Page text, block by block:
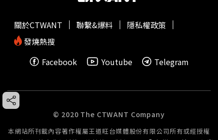
關於CTWANT 聯繫&爆料
隱私權政策
發燒熱搜
Facebook
Youtube Telegram
© 2020 The CTWANT Company
本網站所刊載內容著作權屬王道旺台媒體股份有限公司所有或經授權